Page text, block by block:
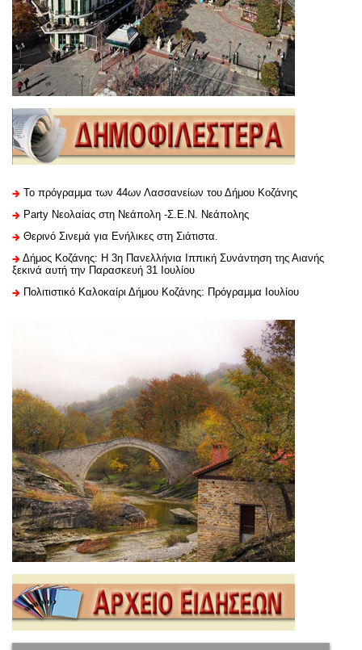
Το πρόγραμμα των 44ων Λασσανείων του Δήμου Κοζάνης
Party Νεολαίας στη Νεάπολη -Σ.Ε.Ν. Νεάπολης
Θερινό Σινεμά για Ενήλικες στη Σιάτιστα.
Δήμος Κοζάνης: Η 3η Πανελλήνια Ιππική Συνάντηση της Αιανής
ξεκινά αυτή την Παρασκευή 31 Ιουλίου
Πολιτιστικό Καλοκαίρι Δήμου Κοζάνης: Πρόγραμμα Ιουλίου